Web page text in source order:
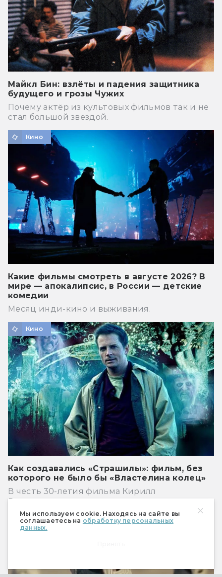
Мы используем cookie. Находясь на сайте вы
соглашаетесь на обработку персональных
данных.
Майкл Бин: взлёты и падения защитника
будущего и грозы Чужих
Почему актёр из культовых фильмов так и не
стал большой звездой.
Кино
Какие фильмы смотреть в августе 2026? В
мире — апокалипсис, в России — детские
комедии
Месяц инди-кино и выживания.
Кино
Как создавались «Страшилы»: фильм, без
которого не было бы «Властелина колец»
В честь 30-летия фильма Кирилл
Размыслович рассказывает историю его
появления.
Кино